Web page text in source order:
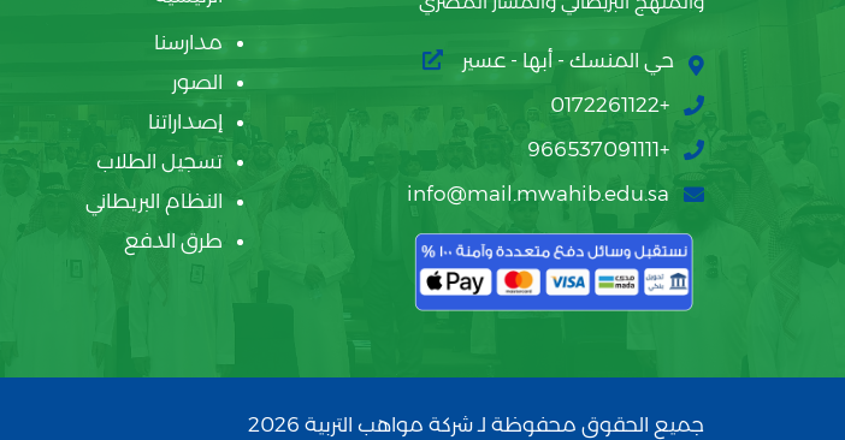
حي المنسك - أبها - عسير
+0172261122
+966537091111
info@mail.mwahib.edu.sa
مدارسنا
الصور
إصداراتنا
تسجيل الطلاب
النظام البريطاني
طرق الدفع
جميع الحقوق محفوظة لـ شركة مواهب التربية 2026